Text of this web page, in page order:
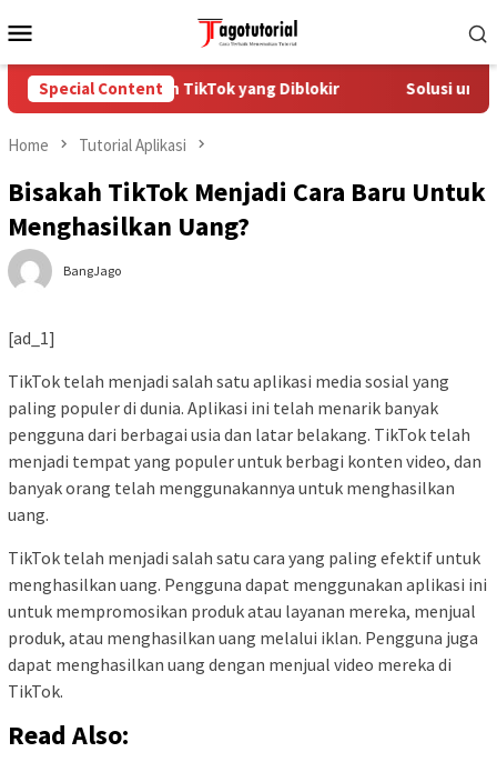
to
Menu
Special Content
Cara Mengatasi Akun TikTok yang Diblokir Solusi
Home Tutorial Aplikasi
Bisakah TikTok Menjadi Cara Baru Untuk
Menghasilkan Uang?
BangJago
[ad_1]
TikTok telah menjadi salah satu aplikasi media sosial yang
paling populer di dunia. Aplikasi ini telah menarik banyak
pengguna dari berbagai usia dan latar belakang. TikTok telah
menjadi tempat yang populer untuk berbagi konten video, dan
banyak orang telah menggunakannya untuk menghasilkan
uang.
TikTok telah menjadi salah satu cara yang paling efektif untuk
menghasilkan uang. Pengguna dapat menggunakan aplikasi ini
untuk mempromosikan produk atau layanan mereka, menjual
produk, atau menghasilkan uang melalui iklan. Pengguna juga
dapat menghasilkan uang dengan menjual video mereka di
TikTok.
Read Also: